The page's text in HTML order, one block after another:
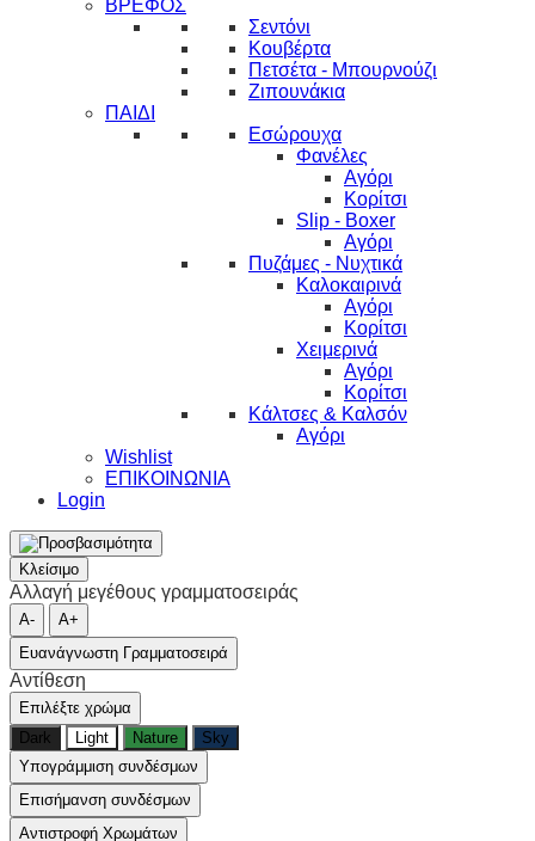
ΒΡΕΦΟΣ
Σεντόνι
Κουβέρτα
Πετσέτα - Μπουρνούζι
Ζιπουνάκια
ΠΑΙΔΙ
Εσώρουχα
Φανέλες
Αγόρι
Κορίτσι
Slip - Boxer
Αγόρι
Πυζάμες - Νυχτικά
Καλοκαιρινά
Αγόρι
Κορίτσι
Χειμερινά
Αγόρι
Κορίτσι
Κάλτσες & Καλσόν
Αγόρι
Wishlist
ΕΠΙΚΟΙΝΩΝΙΑ
Login
Κλείσιμο
Αλλαγή μεγέθους γραμματοσειράς
A-
A+
Ευανάγνωστη Γραμματοσειρά
Αντίθεση
Επιλέξτε χρώμα
Dark
Light Nature
Sky
Υπογράμμιση συνδέσμων
Επισήμανση συνδέσμων
Αντιστροφή Χρωμάτων